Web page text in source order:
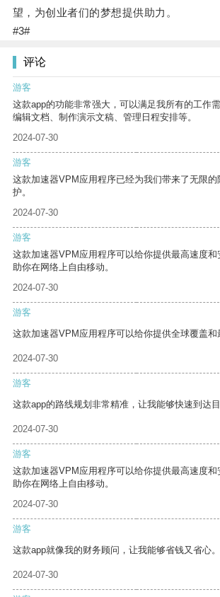
望，为创业者们的梦想提供助力。
#3#
评论
游客
这款app的功能非常强大，可以满足我所有的工作
编辑文档、制作演示文稿、管理日程安排等。
2024-07-30
游客
这款加速器VPM应用程序已经为我们带来了无限
护。
2024-07-30
游客
这款加速器VPM应用程序可以给你提供最高速度
助你在网络上自由移动。
2024-07-30
游客
这款加速器VPM应用程序可以给你提供全球覆盖和
2024-07-30
游客
这款app的路线规划非常精准，让我能够快速到达目
2024-07-30
游客
这款加速器VPM应用程序可以给你提供最高速度
助你在网络上自由移动。
2024-07-30
游客
这款app就像我的财务顾问，让我能够省钱又省心。
2024-07-30